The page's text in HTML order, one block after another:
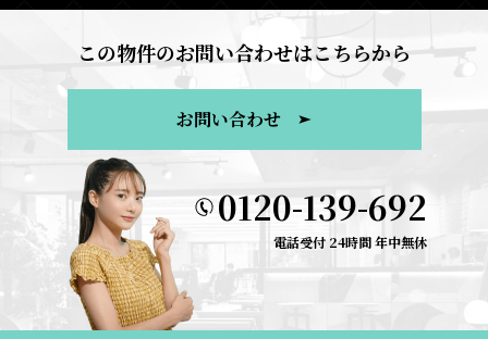
この物件のお問い合わせはこちらから
お問い合わせ
0120-139-692
電話受付 24時間 年中無休